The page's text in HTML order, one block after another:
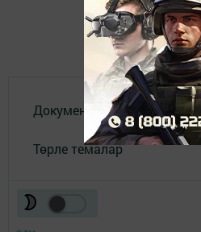
Документлар
Төрле темалар